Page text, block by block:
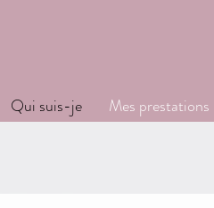
Qui suis-je Mes prestations